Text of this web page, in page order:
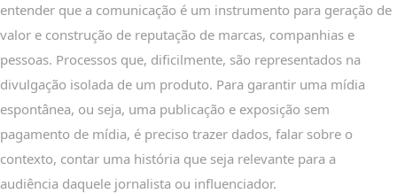
entender que a comunicação é um instrumento para geração de
valor e construção de reputação de marcas, companhias e
pessoas. Processos que, dificilmente, são representados na
divulgação isolada de um produto. Para garantir uma mídia
espontânea, ou seja, uma publicação e exposição sem
pagamento de mídia, é preciso trazer dados, falar sobre o
contexto, contar uma história que seja relevante para a
audiência daquele jornalista ou influenciador.